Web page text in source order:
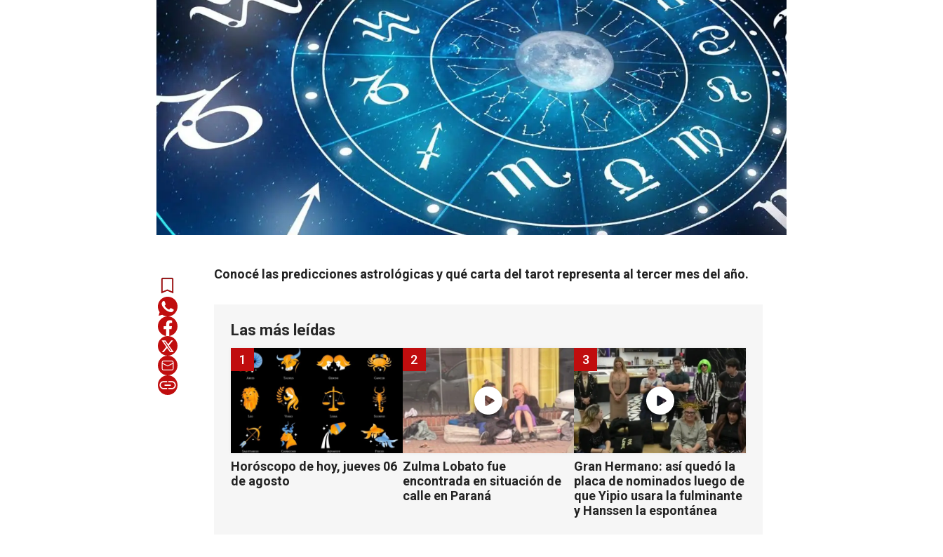
Conocé las predicciones astrológicas y qué carta del tarot representa al tercer mes del año.
Las más leídas
Horóscopo de hoy, jueves 06
de agosto
1
Zulma Lobato fue
encontrada en situación de
calle en Paraná
2
Gran Hermano: así quedó la
placa de nominados luego de
que Yipio usara la fulminante
y Hanssen la espontánea
3